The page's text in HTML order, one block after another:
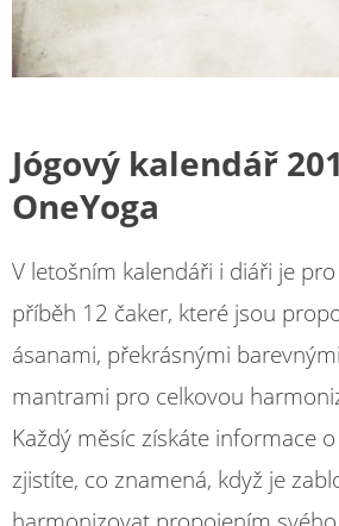
Jógový kalendář
OneYoga
V letošním kalendáři i diáři je
příběh 12 čaker, které jsou
ásanami, překrásnými
mantrami pro celkovou
Každý měsíc získáte informace
zjistíte, co znamená, když je